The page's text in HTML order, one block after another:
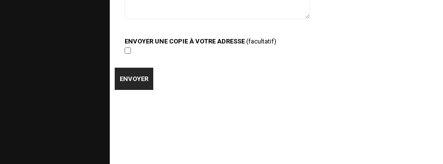
ENVOYER UNE COPIE À VOTRE ADRESSE (facultatif)
ENVOYER